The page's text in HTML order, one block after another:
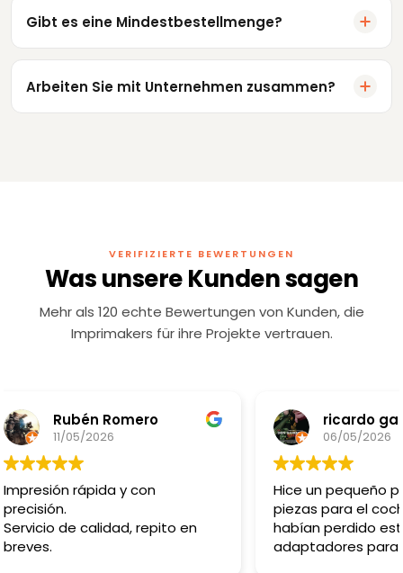
Gibt es eine Mindestbestellmenge?
Arbeiten Sie mit Unternehmen zusammen?
VERIFIZIERTE BEWERTUNGEN
Was unsere Kunden sagen
Mehr als 120 echte Bewertungen von Kunden, die
Imprimakers für ihre Projekte vertrauen.
Rubén Romero
11/05/2026
Impresión rápida y con
precisión.
Servicio de calidad, repito en
breves.
ricardo
06/05/2026
Hice un pequeño
piezas para el
habían perdido
adaptadores para